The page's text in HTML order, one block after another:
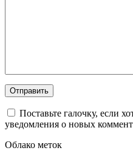
Поставьте галочку, если
уведомления о новых
Облако меток